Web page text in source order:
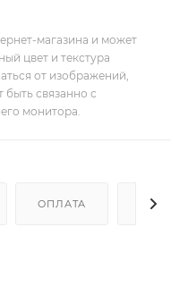
магазина и может
цвет и текстура
от изображений,
быть связанно с
монитора.
ОПЛАТА